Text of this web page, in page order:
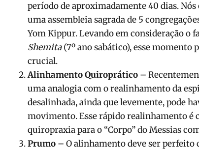
período de aproximadamente 40 dias.
uma assembleia sagrada de 5
Yom Kippur. Levando em consideração o
Shemita(7º ano sabático), esse
crucial.
Alinhamento Quiroprático –
uma analogia com o realinhamento da
desalinhada, ainda que levemente, pode
movimento. Esse rápido realinhamento é
quiropraxia para o “Corpo” do Messias
Prumo – O alinhamento deve ser